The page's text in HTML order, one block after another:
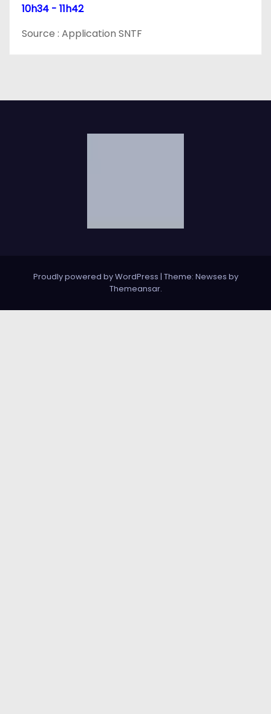
e
10h34 - 11h42
Source : Application SNTF
Proudly powered by WordPress | Theme: Newses by
Themeansar.